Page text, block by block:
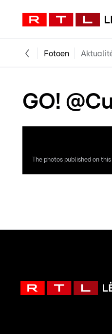
Fotoen
GO!
The photos published on